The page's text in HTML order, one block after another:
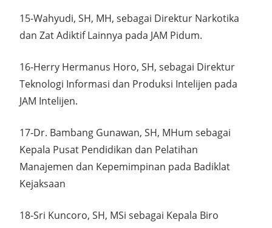
15-Wahyudi, SH, MH, sebagai Direktur Narkotika
dan Zat Adiktif Lainnya pada JAM Pidum.
16-Herry Hermanus Horo, SH, sebagai Direktur
Teknologi Informasi dan Produksi Intelijen pada
JAM Intelijen.
17-Dr. Bambang Gunawan, SH, MHum sebagai
Kepala Pusat Pendidikan dan Pelatihan
Manajemen dan Kepemimpinan pada Badiklat
Kejaksaan
18-Sri Kuncoro, SH, MSi sebagai Kepala Biro